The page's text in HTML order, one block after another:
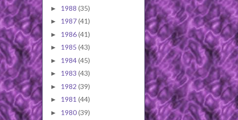
► 1988 (35)
► 1987(41)
► 1986(41)
► 1985 (43)
► 1984(45)
► 1983 (43)
► 1982 (39)
► 1981 (44)
► 1980(39)